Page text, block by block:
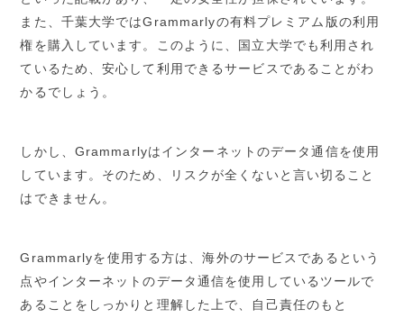
また、千葉大学ではGrammarlyの有料プレミアム版の利用
権を購入しています。このように、国立大学でも利用され
ているため、安心して利用できるサービスであることがわ
かるでしょう。
しかし、Grammarlyはインターネットのデータ通信を使用
しています。そのため、リスクが全くないと言い切ること
はできません。
Grammarlyを使用する方は、海外のサービスであるという
点やインターネットのデータ通信を使用しているツールで
あることをしっかりと理解した上で、自己責任のもと